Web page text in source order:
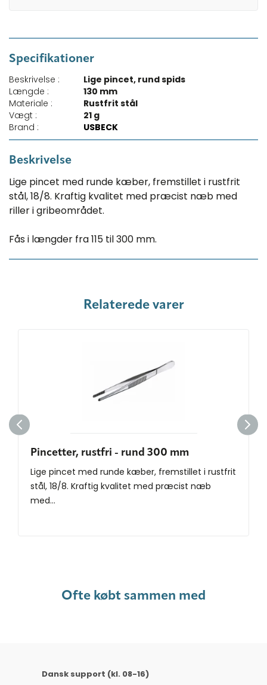
Specifikationer
Beskrivelse :
Lige pincet, rund spids
Længde :
130 mm
Materiale :
Rustfrit stål
Vægt :
21 g
Brand :
USBECK
Beskrivelse
Lige pincet med runde kæber, fremstillet i ​rustfrit
stål, 18/8. Kraftig kvalitet med præcist næb med
riller i gribeområdet.
Fås i længder fra 115 til 300 mm.
Relaterede varer
Pincetter, rustfri - rund 300 mm
Lige pincet med runde kæber, fremstillet i ​rustfrit
stål, 18/8. Kraftig kvalitet med præcist næb
med...
Ofte købt sammen med
Dansk support (kl. 08-16)